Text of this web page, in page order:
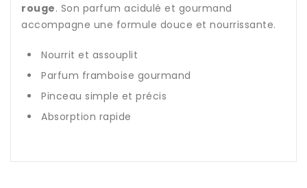
rouge. Son parfum acidulé et gourmand
accompagne une formule douce et nourrissante.
Nourrit et assouplit
Parfum framboise gourmand
Pinceau simple et précis
Absorption rapide